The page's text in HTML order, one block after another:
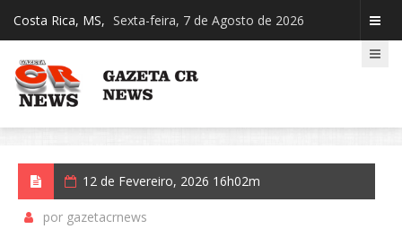
Costa Rica, MS, Sexta-feira, 7 de Agosto de 2026
12 de Fevereiro, 2026 16h02m
por gazetacrnews